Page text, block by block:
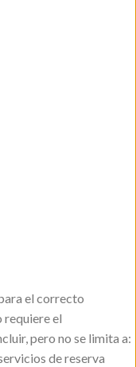
el correcto
requiere el
pero no se limita a:
de reserva